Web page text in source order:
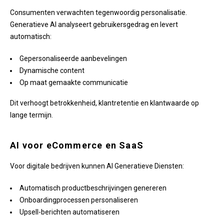
Consumenten verwachten tegenwoordig personalisatie.
Generatieve AI analyseert gebruikersgedrag en levert
automatisch:
Gepersonaliseerde aanbevelingen
Dynamische content
Op maat gemaakte communicatie
Dit verhoogt betrokkenheid, klantretentie en klantwaarde op
lange termijn.
AI voor eCommerce en SaaS
Voor digitale bedrijven kunnen AI Generatieve Diensten:
Automatisch productbeschrijvingen genereren
Onboardingprocessen personaliseren
Upsell-berichten automatiseren